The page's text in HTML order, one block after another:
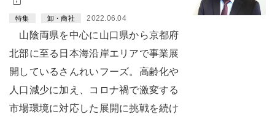
特集 卸・商社 2022.06.04
山陰両県を中心に山口県から京都府
北部に至る日本海沿岸エリアで事業展
開しているさんれいフーズ。高齢化や
人口減少に加え、コロナ禍で激変する
市場環境に対応した展開に挑戦を続け